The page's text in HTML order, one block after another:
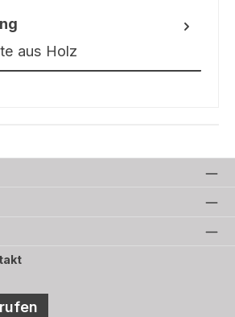
aus Holz